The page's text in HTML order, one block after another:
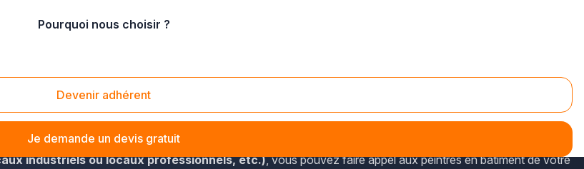
Pourquoi nous choisir ?
Devenir adhérent
Je demande un devis gratuit
vous pouvez vous rendre sur plus-que-pro.fr. Les professionnels qualifiés du département de la
industriels ou locaux professionnels, etc.), vous pouvez faire appel aux peintres en bâtiment de votre